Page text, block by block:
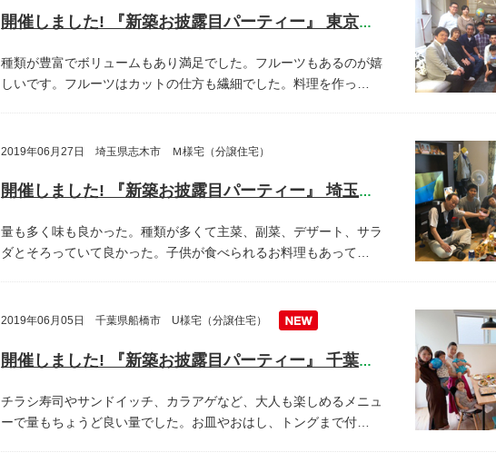
開催しました! 『新築お披露目パーティー』 東京都練馬区 Y様宅
種類が豊富でボリュームもあり満足でした。フルーツもあるのが嬉
しいです。フルーツはカットの仕方も繊細でした。料理を作っ…
2019年06月27日 埼玉県志木市 Ｍ様宅（分譲住宅）
開催しました! 『新築お披露目パーティー』 埼玉県志木市 M様宅
量も多く味も良かった。種類が多くて主菜、副菜、デザート、サラ
ダとそろっていて良かった。子供が食べられるお料理もあって…
2019年06月05日 千葉県船橋市 U様宅（分譲住宅）
開催しました! 『新築お披露目パーティー』 千葉県船橋市 U様宅
チラシ寿司やサンドイッチ、カラアゲなど、大人も楽しめるメニュ
ーで量もちょうど良い量でした。お皿やおはし、トングまで付…